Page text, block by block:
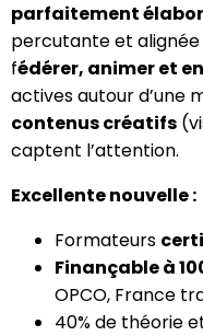
parfaitement é
percutante et alignée
fédérer, animer et
actives autour d’une
contenus créatifs
captent l’attention.
Excellente nouvelle :
Formateurs
Finançable à
OPCO, France
40% de théorie